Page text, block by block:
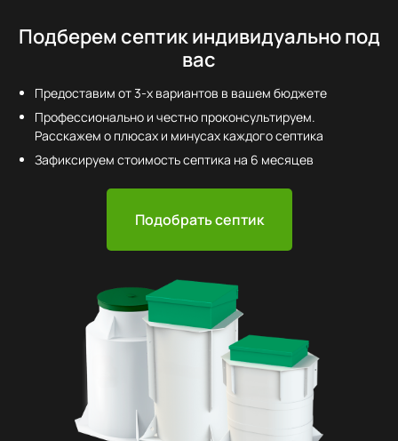
Подберем септик индивидуально под
вас
Предоставим от 3-х вариантов в вашем бюджете
Профессионально и честно проконсультируем.
Расскажем о плюсах и минусах каждого септика
Зафиксируем стоимость септика на 6 месяцев
Подобрать септик